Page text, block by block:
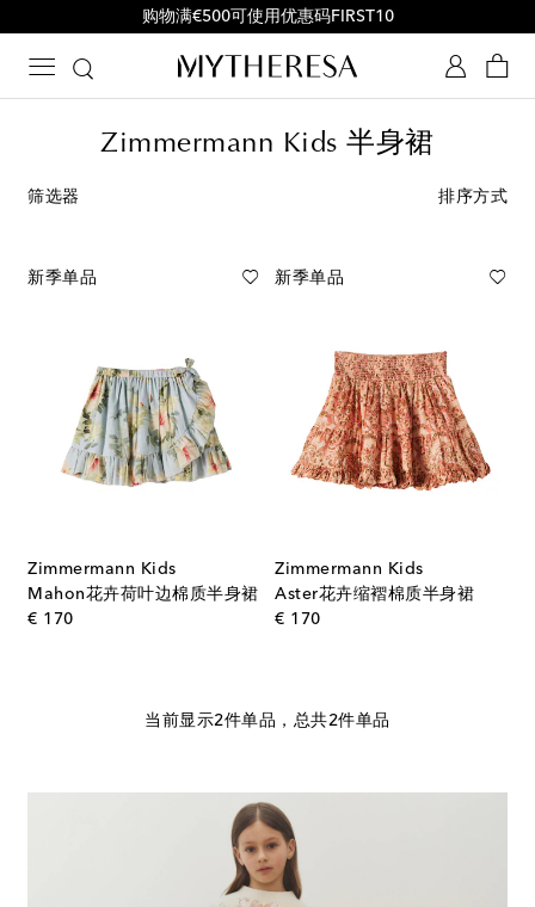
购物满€500可使用优惠码FIRST10
Zimmermann Kids 半身裙
筛选器 排序方式
新季单品
Zimmermann Kids
Mahon花卉荷叶边棉质半身裙
€ 170original price
新季单品
Zimmermann Kids
Aster花卉缩褶棉质半身裙
€ 170original price
当前显示2件单品，总共2件单品